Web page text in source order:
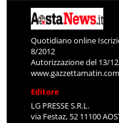
Quotidiano online
8/2012
Autorizzazione del 13/
www.gazzettamatin.com
Editore
LG PRESSE S.R.L.
via Festaz, 52 11100